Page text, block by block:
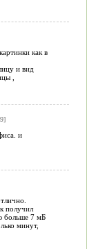
как в
и вид
,
и
получил
больше 7 мБ
минут,